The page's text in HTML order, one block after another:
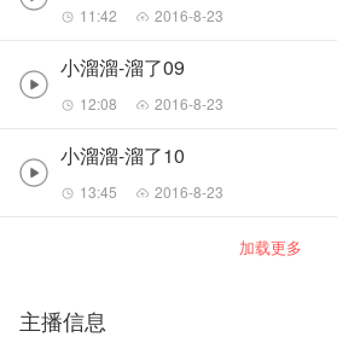
11:42 2016-8-23
小溜溜-溜了09
12:08 2016-8-23
小溜溜-溜了10
13:45 2016-8-23
加载更多
主播信息